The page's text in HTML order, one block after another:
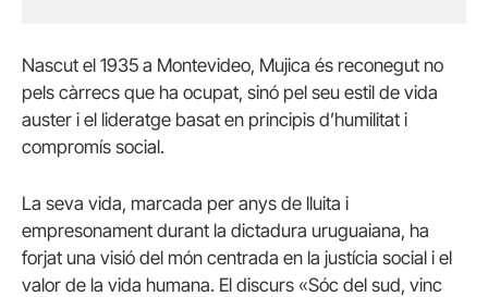
Nascut el 1935 a Montevideo, Mujica és reconegut no
pels càrrecs que ha ocupat, sinó pel seu estil de vida
auster i el lideratge basat en principis d’humilitat i
compromís social.
La seva vida, marcada per anys de lluita i
empresonament durant la dictadura uruguaiana, ha
forjat una visió del món centrada en la justícia social i el
valor de la vida humana. El discurs «Sóc del sud, vinc